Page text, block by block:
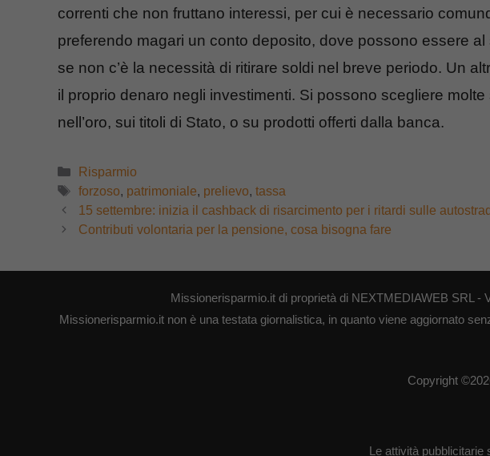
correnti che non fruttano interessi, per cui è necessario
preferendo magari un conto deposito, dove possono essere
se non c’è la necessità di ritirare soldi nel breve periodo. Un
il proprio denaro negli investimenti. Si possono scegliere
nell’oro, sui titoli di Stato, o su prodotti offerti dalla banca.
Categorie
Risparmio
Tag
forzoso, patrimoniale, prelievo, tassa
15 settembre: inizia il cashback di risarcimento per i ritardi sulle
Contributi volontaria per la pensione, cosa bisogna fare
Missionerisparmio.it di proprietà di NEXTMEDIAWEB SRL
Missionerisparmio.it non è una testata giornalistica, in quanto viene aggiornato
Copyright
Le attività pubblicitarie